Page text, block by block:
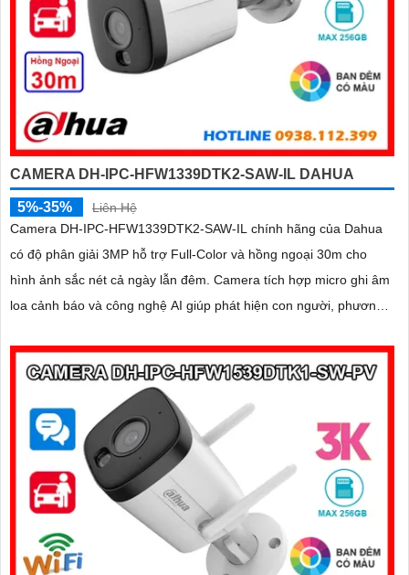
CAMERA DH-IPC-HFW1339DTK2-SAW-IL DAHUA
5%-35%
Liên Hệ
Camera DH-IPC-HFW1339DTK2-SAW-IL chính hãng của Dahua
có độ phân giải 3MP hỗ trợ Full-Color và hồng ngoại 30m cho
hình ảnh sắc nét cả ngày lẫn đêm. Camera tích hợp micro ghi âm
loa cảnh báo và công nghệ AI giúp phát hiện con người, phương